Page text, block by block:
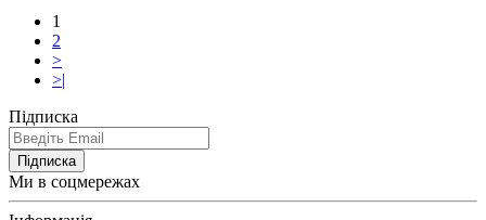
1
2
>
>|
Підписка
Підписка
Ми в соцмережах